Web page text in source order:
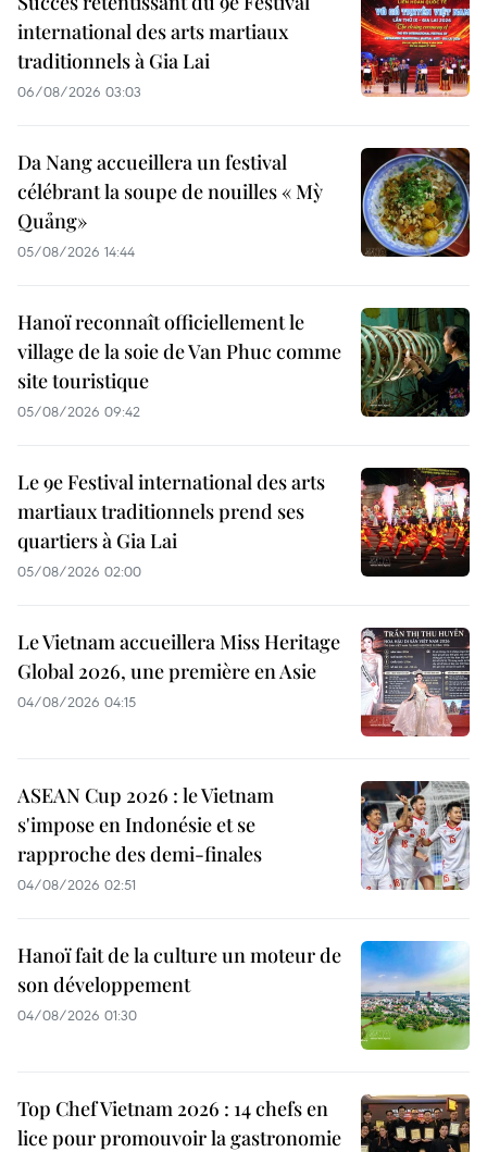
international des arts martiaux
traditionnels à Gia Lai
06/08/2026 03:03
Da Nang accueillera un festival
célébrant la soupe de nouilles « Mỳ
Quảng»
05/08/2026 14:44
Hanoï reconnaît officiellement le
village de la soie de Van Phuc comme
site touristique
05/08/2026 09:42
Le 9e Festival international des arts
martiaux traditionnels prend ses
quartiers à Gia Lai
05/08/2026 02:00
Le Vietnam accueillera Miss Heritage
Global 2026, une première en Asie
04/08/2026 04:15
ASEAN Cup 2026 : le Vietnam
s'impose en Indonésie et se
rapproche des demi-finales
04/08/2026 02:51
Hanoï fait de la culture un moteur de
son développement
04/08/2026 01:30
Top Chef Vietnam 2026 : 14 chefs en
lice pour promouvoir la gastronomie